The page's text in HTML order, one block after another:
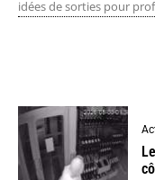
idées de sorties pour